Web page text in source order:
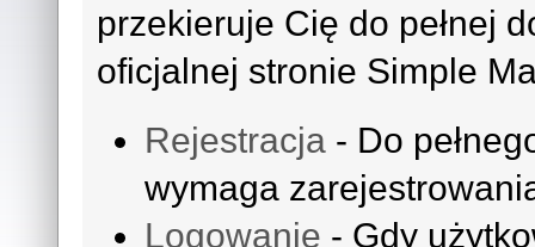
przekieruje Cię do pełnej
oficjalnej stronie Simple
Rejestracja - Do
wymaga
Logowanie - Gdy